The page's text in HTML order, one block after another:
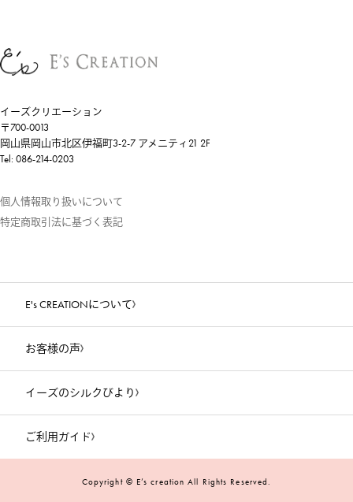
イーズクリエーション
〒700-0013
岡山県岡山市北区伊福町3-2-7 アメニティ21 2F
Tel: 086-214-0203
個人情報取り扱いについて
特定商取引法に基づく表記
E's CREATIONについて
お客様の声
イーズのシルクびより
ご利用ガイド
Copyright © E’s creation All Rights Reserved.